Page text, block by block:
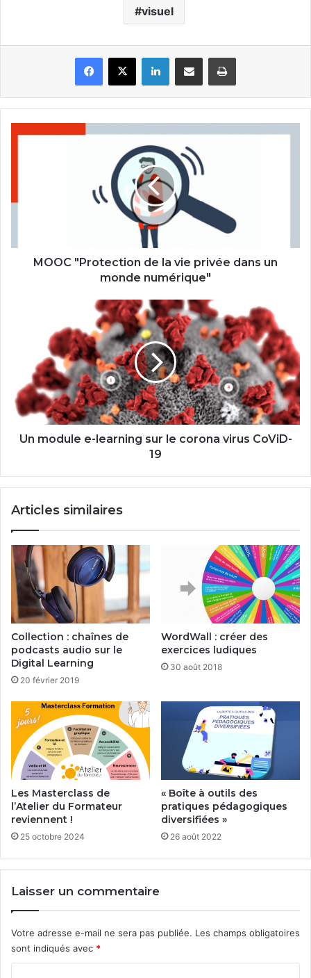
visuel
Facebook
X LinkedinPartager par email Imprimer
privée
monde
numérique"
MOOC "Protection de la vie privée dans un
monde numérique"
corona
virus
Un module e-learning sur le corona virus CoViD-
19
Articles similaires
Collection : chaînes de
podcasts audio sur le
Digital Learning
20 février 2019
WordWall : créer des
exercices ludiques
30 août 2018
Les Masterclass de
l’Atelier du Formateur
reviennent !
25 octobre 2024
« Boîte à outils des
pratiques pédagogiques
diversifiées »
26 août 2022
Laisser un commentaire
Votre adresse e-mail ne sera pas publiée. Les champs obligatoires
sont indiqués avec *